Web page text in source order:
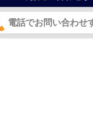
電話でお問い合わせ